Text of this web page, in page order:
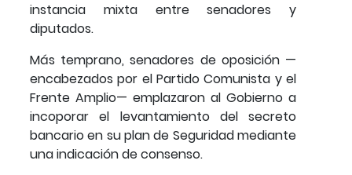
instancia mixta entre senadores y
diputados.
Más temprano, senadores de oposición —
encabezados por el Partido Comunista y el
Frente Amplio— emplazaron al Gobierno a
incoporar el levantamiento del secreto
bancario en su plan de Seguridad mediante
una indicación de consenso.